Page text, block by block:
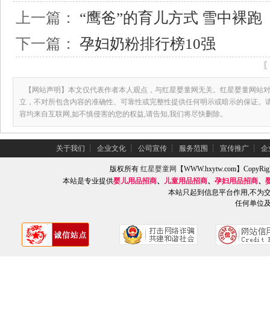
上一篇： “鹰爸”的育儿方式 雪中裸跑
下一篇： 孕妇奶粉排行榜10强
【网站声明】本文仅代表作者本人观点，与红星婴童网无关。红星婴童网站
立，不对所包含内容的准确性、可靠性或完整性提供任何明示或暗示的保证。
容均来自互联网,如不慎侵害的您的权益,请告知,我们将尽快删除。
关于我们 ┆ 企业文化 ┆ 公司宣传 ┆ 服务范围 ┆ 宣传推广 ┆ 企
版权所有红星婴童网
【WWW.hxytw.com】
本站是专业提供婴儿用品招商、 儿童用品招商、 孕妇用品招商、
本站只起到信息平台作用,不为
任何单位